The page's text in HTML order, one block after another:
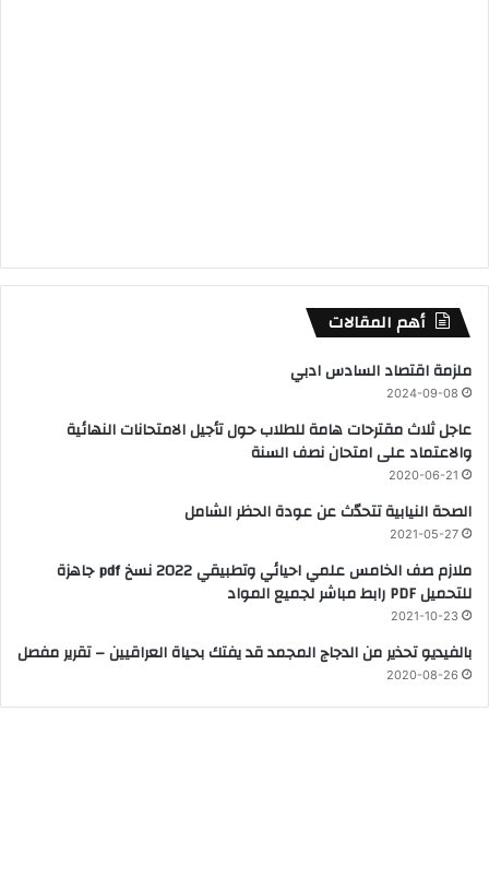
أهم المقالات
ملزمة اقتصاد السادس ادبي
2024-09-08
عاجل ثلاث مقترحات هامة للطلاب حول تأجيل الامتحانات النهائية
والاعتماد على امتحان نصف السنة
2020-06-21
الصحة النيابية تتحدّث عن عودة الحظر الشامل
2021-05-27
ملازم صف الخامس علمي احيائي وتطبيقي 2022 نسخ pdf جاهزة
للتحميل PDF رابط مباشر لجميع المواد
2021-10-23
بالفيديو تحذير من الدجاج المجمد قد يفتك بحياة العراقيين – تقرير مفصل
2020-08-26